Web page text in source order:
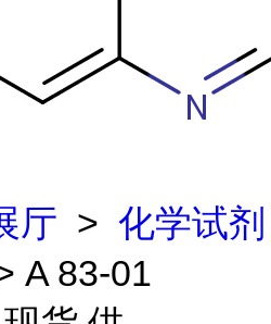
厅 > 化学试剂
A 83-01